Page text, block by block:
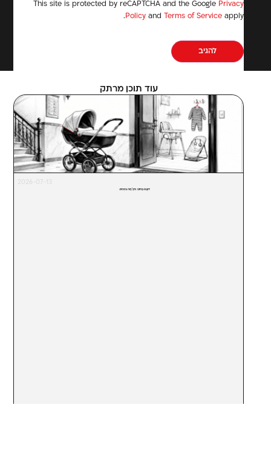
This site is protected by reCAPTCHA and the Google Privacy
Policy and Terms of Service apply.
עוד תוכן מרתק
2026-07-13
דּוּגֲבּוּ בַּחוּץ. פִּיגָ'מָה בִּפְנִים.